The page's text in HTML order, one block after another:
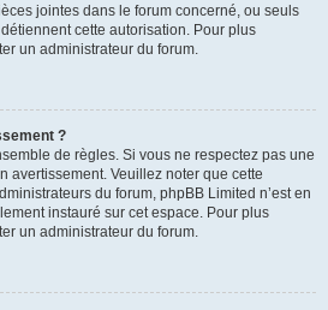
jointes dans le forum concerné, ou seuls
cette autorisation. Pour plus
un administrateur du forum.
?
de règles. Si vous ne respectez pas une
avertissement. Veuillez noter que cette
du forum, phpBB Limited n’est en
instauré sur cet espace. Pour plus
un administrateur du forum.